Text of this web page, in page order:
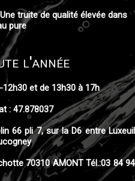
truite de qualité élevée dans
pure
l'année
et de 13h30 à 17h
: 47.878037
66 pli 7, sur la D6 entre Luxeuil
70310 AMONT Tél.:03 84 94